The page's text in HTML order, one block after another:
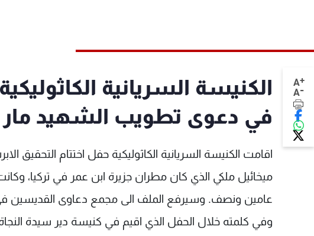
A+
A-
الكنيسة السريانية
في دعوى تطويب الشهيد مار
اقامت الكنيسة السريانية الكاثوليكية حفل اختتام
ميخائيل ملكي الذي كان مطران جزيرة ابن عمر في تركيا،
عامين ونصف. وسيرفع الملف الى مجمع دعاوى القديسين في
وفي كلمته خلال الحفل الذي اقيم في كنيسة دير سيدة